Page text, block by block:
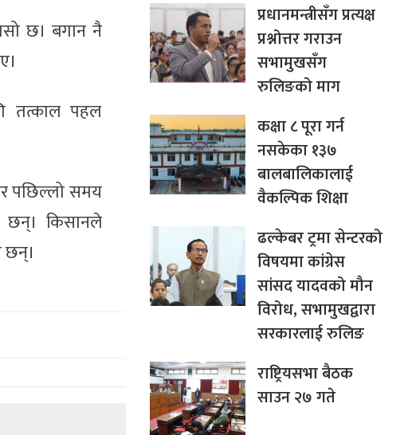
छ। बगान नै
तत्काल पहल
पछिल्लो समय
छन्। किसानले
छन्।
प्रधानमन्त्रीसँग प्रत्यक्ष
प्रश्नोत्तर गराउन
सभामुखसँग
रुलिङको माग
कक्षा ८ पूरा गर्न
नसकेका १३७
बालबालिकालाई
वैकल्पिक शिक्षा
ढल्केबर ट्रमा सेन्टरको
विषयमा कांग्रेस
सांसद यादवको मौन
विरोध, सभामुखद्वारा
सरकारलाई रुलिङ
राष्ट्रियसभा बैठक
साउन २७ गते